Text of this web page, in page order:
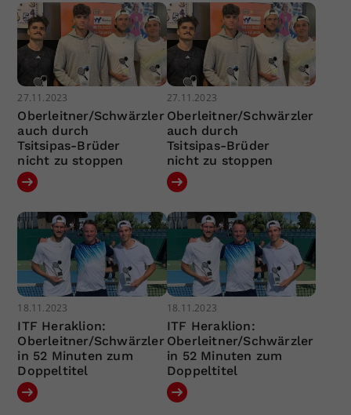
27.11.2023
Oberleitner/Schwärzler
auch durch
Tsitsipas-Brüder
nicht zu stoppen
27.11.2023
Oberleitner/Schwärzler
auch durch
Tsitsipas-Brüder
nicht zu stoppen
18.11.2023
ITF Heraklion:
Oberleitner/Schwärzler
in 52 Minuten zum
Doppeltitel
18.11.2023
ITF Heraklion:
Oberleitner/Schwärzler
in 52 Minuten zum
Doppeltitel